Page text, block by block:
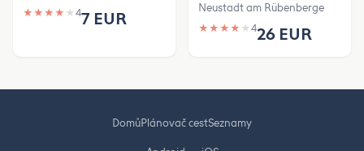
★ ★ ★ ★ ★ 47 EUR
Neustadt am Rübenberge
★ ★ ★ ★ ★ 426 EUR
DomůPlánovač cestSeznamy